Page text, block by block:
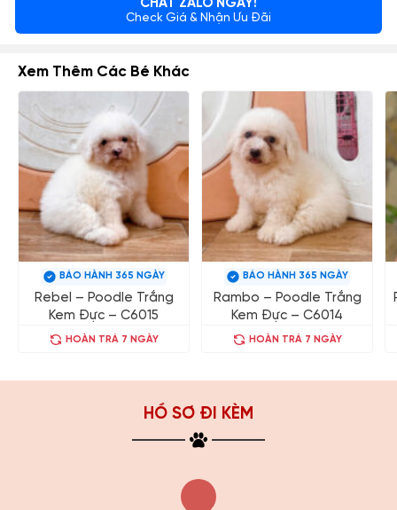
CHAT ZALO NGAY!
Check Giá & Nhận Ưu Đãi
Xem Thêm Các Bé Khác
BẢO HÀNH 365 NGÀY
Rebel – Poodle Trắng
Kem Đực – C6015
HOÀN TRẢ 7 NGÀY
BẢO HÀNH 365 NGÀY
Rambo – Poodle Trắng
Kem Đực – C6014
HOÀN TRẢ 7 NGÀY
HỒ SƠ ĐI KÈM